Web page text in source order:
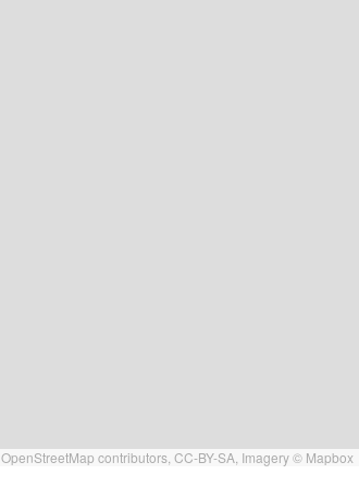
OpenStreetMap contributors, CC-BY-SA , Imagery © Mapbox